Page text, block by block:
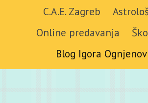
C.A.E. Zagreb
Online predavanja
Blog Igora